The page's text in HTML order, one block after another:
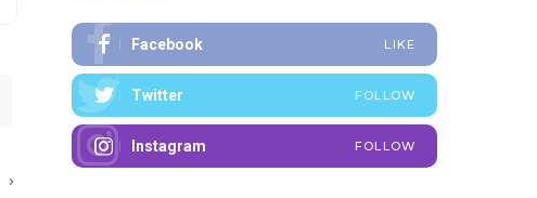
Facebook LIKE
Twitter FOLLOW
Instagram FOLLOW